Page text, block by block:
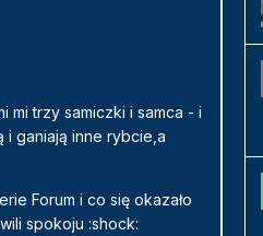
mi trzy samiczki i samca - i
i ganiają inne rybcie,a
Forum i co się okazało
spokoju :shock: